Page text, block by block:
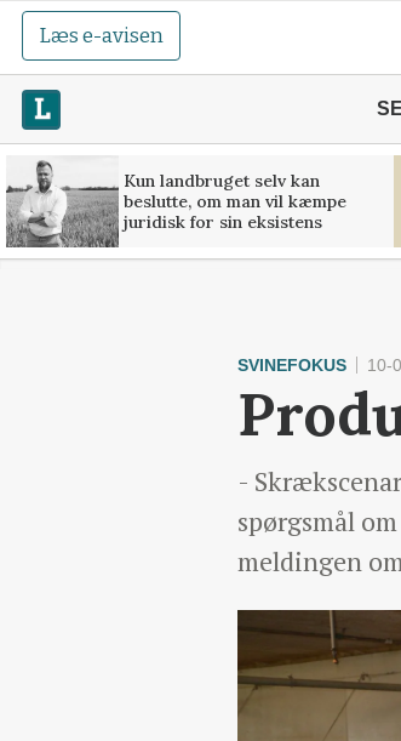
Læs e-avisen
Kun landbruget selv kan
beslutte, om man vil kæmpe
juridisk for sin eksistens
SVINEFOKUS 10-
-
spørgsmål
meldingen